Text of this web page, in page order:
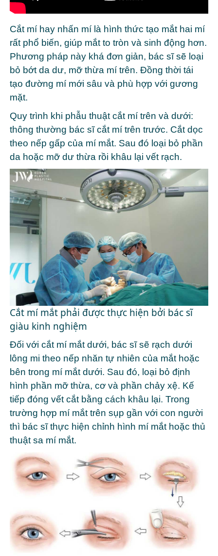
Cắt mí hay nhấn mí là hình thức tạo mắt hai mí
rất phổ biến, giúp mắt to tròn và sinh động hơn.
Phương pháp này khá đơn giản, bác sĩ sẽ loại
bỏ bớt da dư, mỡ thừa mí trên. Đồng thời tái
tạo đường mí mới sâu và phù hợp với gương
mặt.
Quy trình khi phẫu thuật cắt mí trên và dưới:
thông thường bác sĩ cắt mí trên trước. Cắt dọc
theo nếp gấp của mí mắt. Sau đó loại bỏ phần
da hoặc mỡ dư thừa rồi khâu lại vết rạch.
Cắt mí mắt phải được thực hiện bởi bác sĩ
giàu kinh nghiệm
Đối với cắt mí mắt dưới, bác sĩ sẽ rạch dưới
lông mi theo nếp nhăn tự nhiên của mắt hoặc
bên trong mí mắt dưới. Sau đó, loại bỏ định
hình phần mỡ thừa, cơ và phần chảy xệ. Kế
tiếp đóng vết cắt bằng cách khâu lại. Trong
trường hợp mí mắt trên sụp gần với con người
thì bác sĩ thực hiện chỉnh hình mí mắt hoặc thủ
thuật sa mí mắt.